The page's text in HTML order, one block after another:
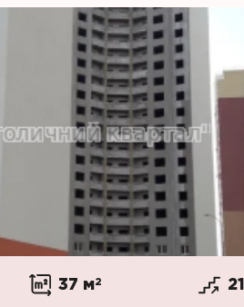
37 м2 21